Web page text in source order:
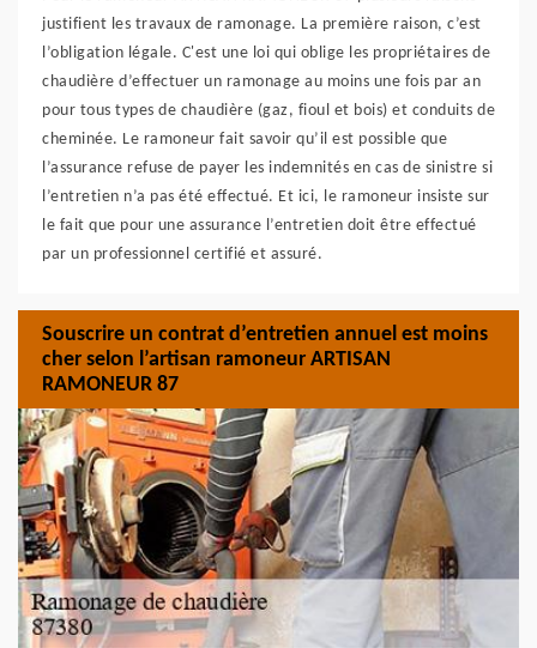
justifient les travaux de ramonage. La première raison, c’est
l’obligation légale. C'est une loi qui oblige les propriétaires de
chaudière d’effectuer un ramonage au moins une fois par an
pour tous types de chaudière (gaz, fioul et bois) et conduits de
cheminée. Le ramoneur fait savoir qu’il est possible que
l’assurance refuse de payer les indemnités en cas de sinistre si
l’entretien n’a pas été effectué. Et ici, le ramoneur insiste sur
le fait que pour une assurance l’entretien doit être effectué
par un professionnel certifié et assuré.
Souscrire un contrat d’entretien annuel est moins
cher selon l’artisan ramoneur ARTISAN
RAMONEUR 87